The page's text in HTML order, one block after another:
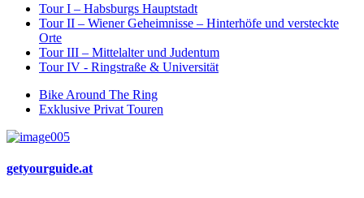
Tour I – Habsburgs Hauptstadt
Tour II – Wiener Geheimnisse – Hinterhöfe und versteckte
Orte
Tour III – Mittelalter und Judentum
Tour IV - Ringstraße & Universität
Bike Around The Ring
Exklusive Privat Touren
getyourguide.at